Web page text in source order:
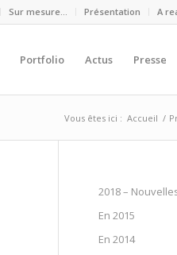
Sur mesure… Présentation A
Portfolio Actus Presse
Vous êtes ici : Accueil /
2018 –
En 2015
En 2014